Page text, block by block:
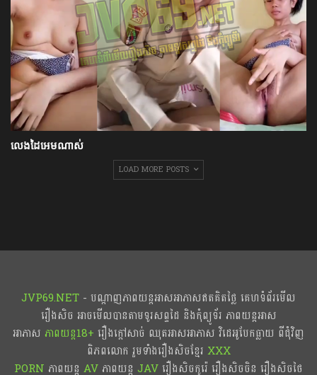
លេងដៃអេមណាស់
LOAD MORE POSTS
JVP69.NET - បណ្ដាញភាពយន្តអាសអាភាសឥតគិតថ្លៃ គេហទំព័រមើល
រឿងសិច អាចមើលបានតាមទូរសព្ទដៃ និងកុំព្យូទ័រ ភាពយន្តអាស
អាភាស ភាពយន្ត18+​​ រឿងក្ដៅសាច់ ឈុតអាសអាភាស វិដេអូបែកធ្លាយ ពីជុំវិញ
ពិភពលោក រួមទាំងរឿងសិចខ្មែរ XXX
PORN ភាពយន្ត AVភាពយន្ត JAVរឿងសិចកូរ៉េ រឿងសិចចិន​ រឿងសិចថៃ